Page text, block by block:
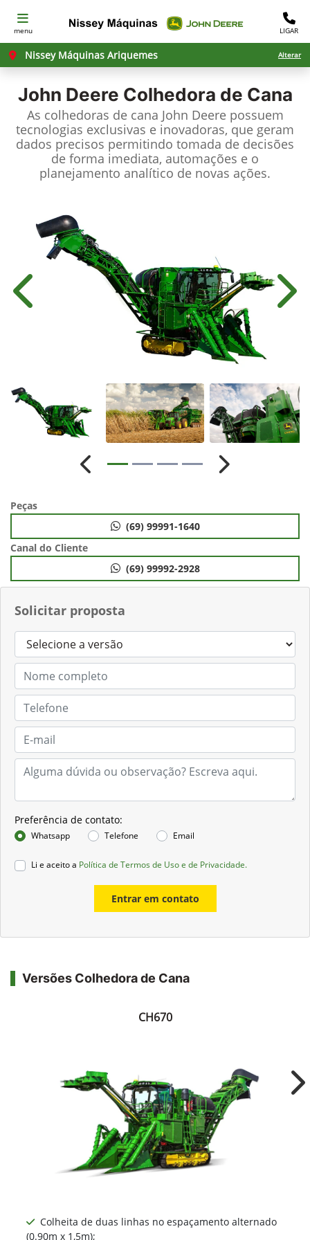
menu LIGAR
Nissey Máquinas Ariquemes Alterar
John Deere Colhedora de Cana
As colhedoras de cana John Deere possuem
tecnologias exclusivas e inovadoras, que geram
dados precisos permitindo tomada de decisões
de forma imediata, automações e o
planejamento analítico de novas ações.
Solicitar proposta
Preferência de contato:
Whatsapp Telefone Email
Li e aceito a Política de Termos de Uso e de Privacidade.
Entrar em contato
Anterior
Anterior Próximo
Peças
(69) 99991-1640
Canal do Cliente
(69) 99992-2928
Versões Colhedora de Cana
CH670
Colheita de duas linhas no espaçamento alternado
(0.90m x 1,5m);